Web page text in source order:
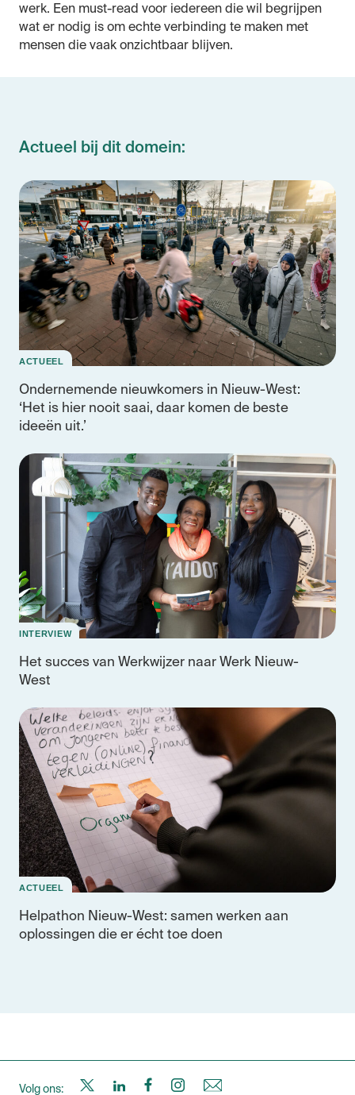
werk. Een must-read voor iedereen die wil begrijpen
wat er nodig is om echte verbinding te maken met
mensen die vaak onzichtbaar blijven.
Actueel bij dit domein:
ACTUEEL
Ondernemende nieuwkomers in Nieuw-West:
‘Het is hier nooit saai, daar komen de beste
ideeën uit.’
INTERVIEW
Het succes van Werkwijzer naar Werk Nieuw-
West
ACTUEEL
Helpathon Nieuw-West: samen werken aan
oplossingen die er écht toe doen
Volg ons: S S S S N